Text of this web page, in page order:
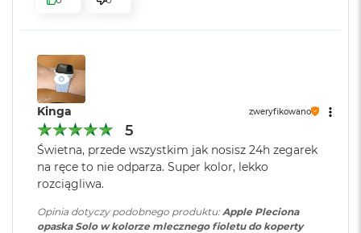
o
o
k
A
r
B
ł
ę
i
t
Kinga zweryfikowano
5
Świetna, przede wszystkim jak nosisz 24h zegarek
na ręce to nie odparza. Super kolor, lekko
rozciągliwa.
Opinia dotyczy podobnego produktu: Apple Pleciona
opaska Solo w kolorze mlecznego fioletu do koperty